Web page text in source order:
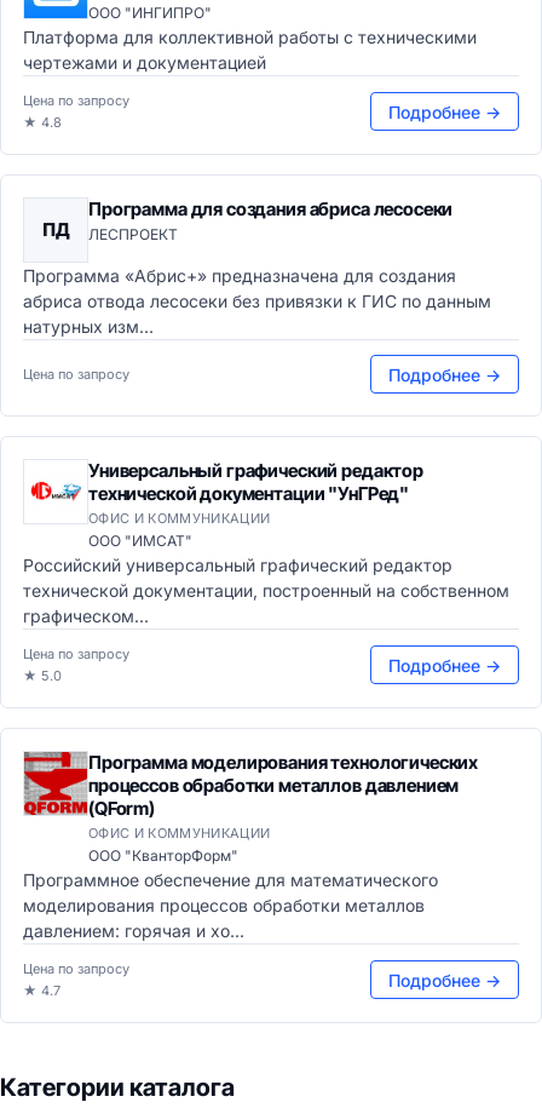
ООО "ИНГИПРО"
Платформа для коллективной работы с техническими
чертежами и документацией
Цена по запросу
★ 4.8
Подробнее →
ПД
Программа для создания абриса лесосеки
ЛЕСПРОЕКТ
Программа «Абрис+» предназначена для создания
абриса отвода лесосеки без привязки к ГИС по данным
натурных изм...
Цена по запросу Подробнее →
Универсальный графический редактор
технической документации "УнГРед"
ОФИС И КОММУНИКАЦИИ
ООО "ИМСАТ"
Российский универсальный графический редактор
технической документации, построенный на собственном
графическом...
Цена по запросу
★ 5.0
Подробнее →
Программа моделирования технологических
процессов обработки металлов давлением
(QForm)
ОФИС И КОММУНИКАЦИИ
ООО "КванторФорм"
Программное обеспечение для математического
моделирования процессов обработки металлов
давлением: горячая и хо...
Цена по запросу
★ 4.7
Подробнее →
Категории каталога